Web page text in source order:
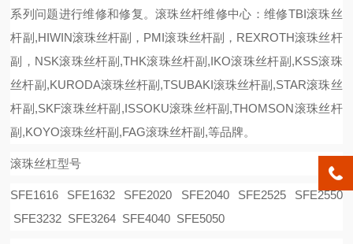
系列问题进行维修和修复。滚珠丝杆维修中心：维修TBI滚珠丝
杆副,HIWIN滚珠丝杆副 ， PMI滚珠丝杆副， REXROTH滚珠丝杆
副
， NSK滚珠丝杆副,THK滚珠丝杆副,IKO滚珠丝杆副,KSS滚珠
丝杆副,KURODA滚珠丝杆副,TSUBAKI滚珠丝杆副,STAR滚珠丝
杆副,SKF滚珠丝杆副,ISSOKU滚珠丝杆副,THOMSON滚珠丝杆
副,KOYO滚珠丝杆副,FAG滚珠丝杆副,等品牌。
滚珠丝杠型号
SFE1616 SFE1632 SFE2020 SFE2040 SFE2525 SFE2550
SFE3232 SFE3264 SFE4040 SFE5050